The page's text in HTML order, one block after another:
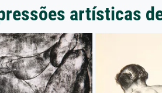
artísticas